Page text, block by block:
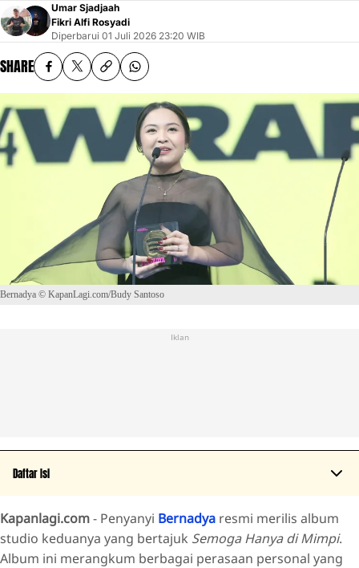
Umar Sjadjaah
Fikri Alfi Rosyadi
Diperbarui 01 Juli 2026 23:20 WIB
SHARE
Bernadya © KapanLagi.com/Budy Santoso
Iklan
Daftar Isi
Tak Berharap Jadi Nyata
Babak Baru Dalam Perjalanan Musik
Kapanlagi.com- Penyanyi Bernadya resmi merilis album
studio keduanya yang bertajuk Semoga Hanya di Mimpi.
Album ini merangkum berbagai perasaan personal yang